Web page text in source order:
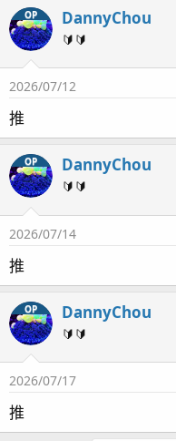
OP DannyChou
🔰🔰
2026/07/12
推
OP DannyChou
🔰🔰
2026/07/14
推
OP DannyChou
🔰🔰
2026/07/17
推